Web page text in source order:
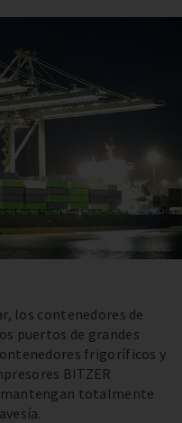
los contenedores de
puertos de grandes
frigoríficos y
BITZER
totalmente